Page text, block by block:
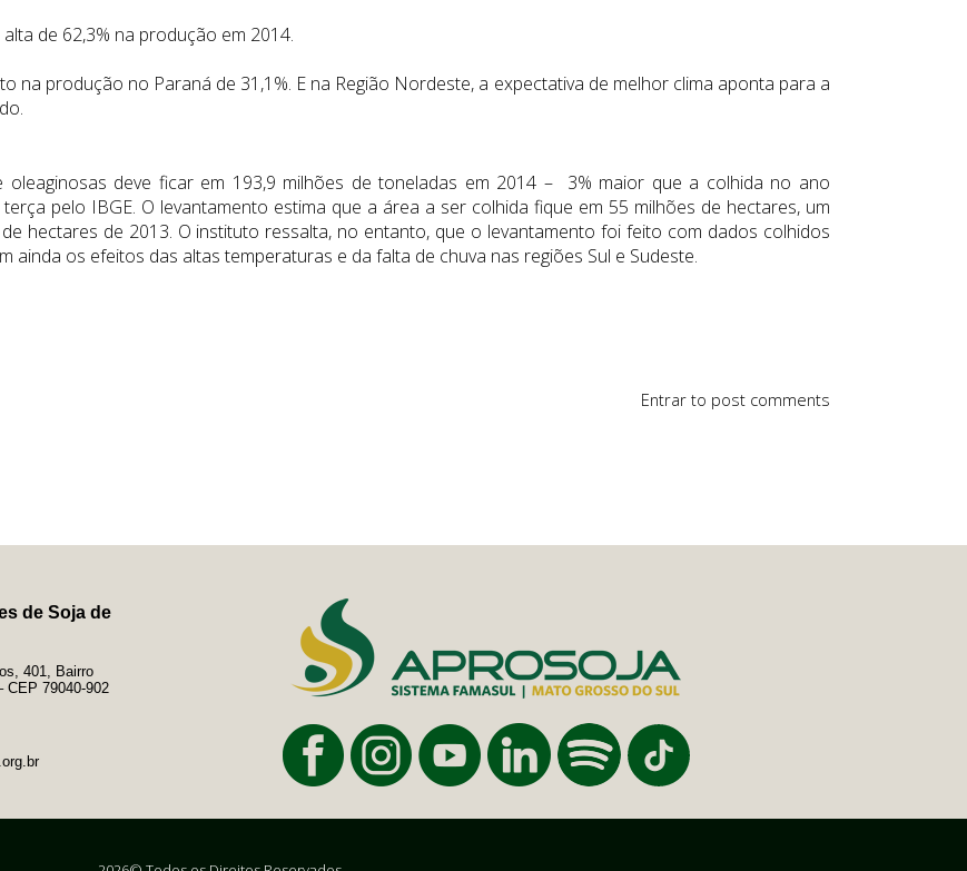
de 62,3% na produção em 2014.
na produção no Paraná de 31,1%. E na Região Nordeste, a expectativa de melhor clima aponta para a
oleaginosas deve ficar em 193,9 milhões de toneladas em 2014 – 3% maior que a colhida no ano
pelo IBGE. O levantamento estima que a área a ser colhida fique em 55 milhões de hectares, um
hectares de 2013. O instituto ressalta, no entanto, que o levantamento foi feito com dados colhidos
ainda os efeitos das altas temperaturas e da falta de chuva nas regiões Sul e Sudeste.
Entrar to post comments
de Soja de
401, Bairro
CEP 79040-902